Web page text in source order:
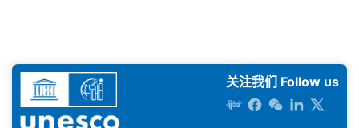
关注我们 Follow us